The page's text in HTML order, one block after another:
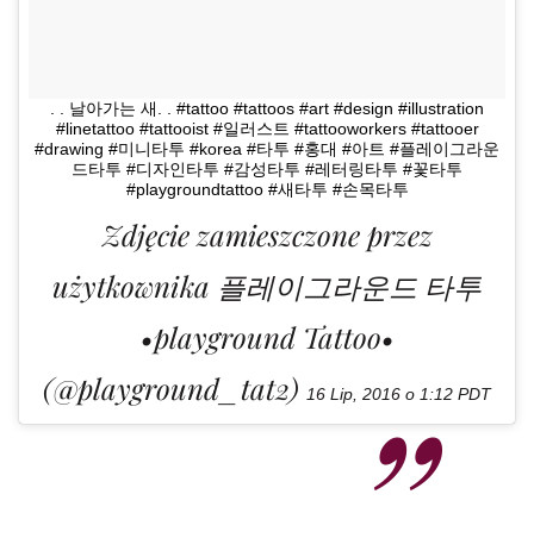
. . 날아가는 새. . #tattoo #tattoos #art #design #illustration
#linetattoo #tattooist #일러스트 #tattooworkers #tattooer
#drawing #미니타투 #korea #타투 #홍대 #아트 #플레이그라운
드타투 #디자인타투 #감성타투 #레터링타투 #꽃타투
#playgroundtattoo #새타투 #손목타투
Zdjęcie zamieszczone przez
użytkownika 플레이그라운드 타투
•playground Tattoo•
(@playground_tat2) 16 Lip, 2016 o 1:12 PDT